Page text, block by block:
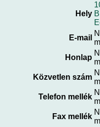
Hely
E-mail
Honlap
Közvetlen szám
Telefon mellék
Fax mellék